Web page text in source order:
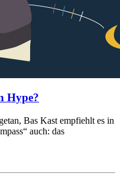
Hype?
Bas Kast empfiehlt es in
auch: das